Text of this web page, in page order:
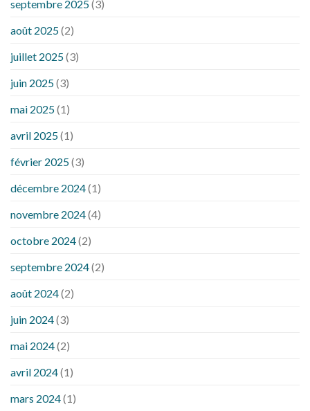
septembre 2025(3)
août 2025(2)
juillet 2025(3)
juin 2025(3)
mai 2025(1)
avril 2025(1)
février 2025(3)
décembre 2024(1)
novembre 2024(4)
octobre 2024(2)
septembre 2024(2)
août 2024(2)
juin 2024(3)
mai 2024(2)
avril 2024(1)
mars 2024(1)